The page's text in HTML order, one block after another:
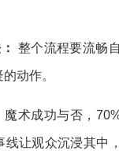
整个流程要流畅
动作。
魔术成功与否，
线让观众沉浸其中